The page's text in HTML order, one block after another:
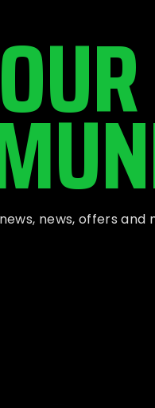
news, offers and